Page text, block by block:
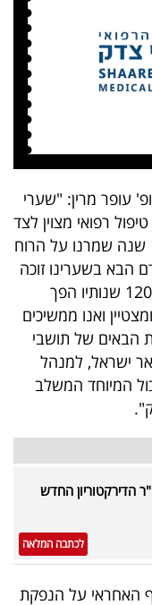
עופר מרין: "שערי
להעניק טיפול רפואי מצוין לצד
טיפול אנושי וחם ואני גאה שאחרי 120 שנה שמרנו על הרוח
הבא בשערינו זוכה
לרפואה מצוינת ולטיפול אנושי וחם. ב-120 שנותיו הפך
ואנו ממשיכים
הבאים של תושבי
ישראל, למנהל
המיוחד המשלב
הדירקטוריון החדש
לכתבה המלאה
האחראי על הנפקת